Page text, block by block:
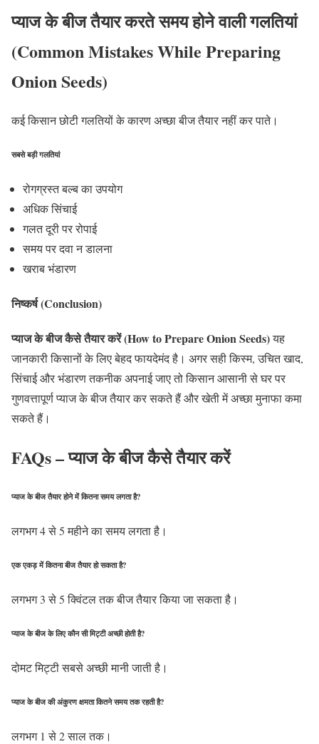
प्याज के बीज तैयार करते समय होने वाली गलतियां
(Common Mistakes While Preparing
Onion Seeds)
कई किसान छोटी गलतियों के कारण अच्छा बीज तैयार नहीं कर पाते।
सबसे बड़ी गलतियां
रोगग्रस्त बल्ब का उपयोग
अधिक सिंचाई
गलत दूरी पर रोपाई
समय पर दवा न डालना
खराब भंडारण
निष्कर्ष (Conclusion)
प्याज के बीज कैसे तैयार करें (How to Prepare Onion Seeds)यह
जानकारी किसानों के लिए बेहद फायदेमंद है। अगर सही किस्म, उचित खाद,
सिंचाई और भंडारण तकनीक अपनाई जाए तो किसान आसानी से घर पर
गुणवत्तापूर्ण प्याज के बीज तैयार कर सकते हैं और खेती में अच्छा मुनाफा कमा
सकते हैं।
FAQs – प्याज के बीज कैसे तैयार करें
प्याज के बीज तैयार होने में कितना समय लगता है?
लगभग 4 से 5 महीने का समय लगता है।
एक एकड़ में कितना बीज तैयार हो सकता है?
लगभग 3 से 5 क्विंटल तक बीज तैयार किया जा सकता है।
प्याज के बीज के लिए कौन सी मिट्टी अच्छी होती है?
दोमट मिट्टी सबसे अच्छी मानी जाती है।
प्याज के बीज की अंकुरण क्षमता कितने समय तक रहती है?
लगभग 1 से 2 साल तक।